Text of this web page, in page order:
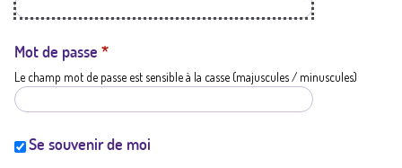
a
t
i
Mot de passe *
Le champ mot de passe est sensible à la casse (majuscules / minuscules)
Se souvenir de moi